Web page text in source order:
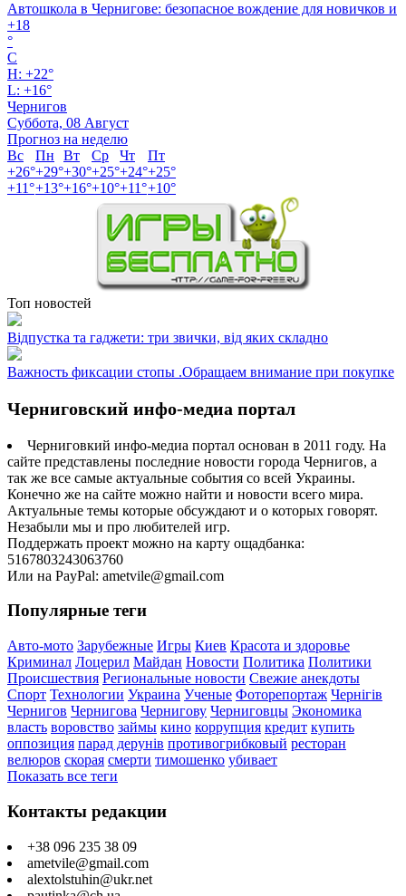
Автошкола в Чернигове: безопасное вождение для новичков и
+18
°
C
H: +22°
L: +16°
Чернигов
Суббота, 08 Август
Прогноз на неделю
Вс
Пн Вт Ср Чт
Пт
+26°+29°+30°+25°+24°+25°
+11°+13°+16°+10°+11°+10°
Топ новостей
Відпустка та гаджети: три звички, від яких складно
Важность фиксации стопы .Обращаем внимание при покупке
Черниговский инфо-медиа портал
Черниговкий инфо-медиа портал основан в 2011 году. На
сайте представлены последние новости города Чернигов, а
так же все самые актуальные события со всей Украины.
Конечно же на сайте можно найти и новости всего мира.
Актуальные темы которые обсуждают и о которых говорят.
Незабыли мы и про любителей игр.
Поддержать проект можно на карту ощадбанка:
5167803243063760
Или на PayPal: ametvile@gmail.com
Популярные теги
Авто-мото Зарубежные Игры Киев Красота и здоровье
Криминал Лоцерил Майдан Новости Политика Политики
Происшествия Региональные новости Свежие анекдоты
Спорт Технологии Украина Ученые Фоторепортаж Чернігів
Чернигов Чернигова Чернигову Черниговцы Экономика
власть воровство займы кино коррупция кредит купить
оппозиция парад дерунів противогрибковый ресторан
велюров скорая смерти тимошенко убивает
Показать все теги
Контакты редакции
+38 096 235 38 09
ametvile@gmail.com
alextolstuhin@ukr.net